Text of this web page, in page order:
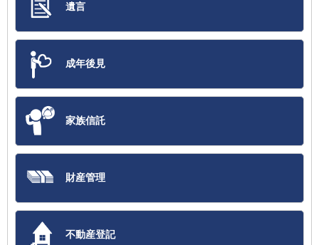
遺言
成年後見
家族信託
財産管理
不動産登記